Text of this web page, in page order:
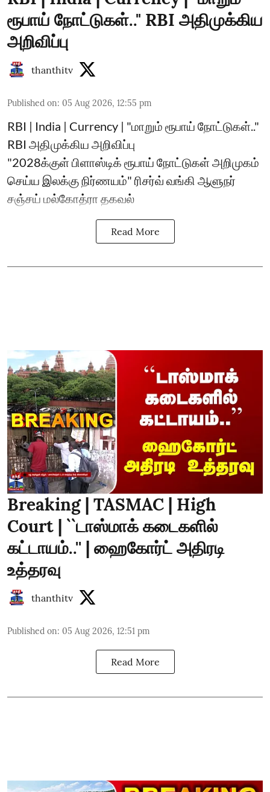
ரூபாய் நோட்டுகள்.." RBI அதிமுக்கிய
அறிவிப்பு
thanthitv
Published on: 05 Aug 2026, 12:55 pm
RBI | India | Currency | "மாறும் ரூபாய் நோட்டுகள்.."
RBI அதிமுக்கிய அறிவிப்பு
"2028க்குள் பிளாஸ்டிக் ரூபாய் நோட்டுகள் அறிமுகம்
செய்ய இலக்கு நிர்ணயம்" ரிசர்வ் வங்கி ஆளுநர்
சஞ்சய் மல்கோத்ரா தகவல்
Read More
Breaking | TASMAC | High
Court | ``டாஸ்மாக் கடைகளில்
கட்டாயம்..'' | ஹைகோர்ட் அதிரடி
உத்தரவு
thanthitv
Published on: 05 Aug 2026, 12:51 pm
Read More